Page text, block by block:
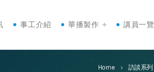
事工介紹 華播製作 講員一覽
Home keyboard_arrow_right 訪談系列